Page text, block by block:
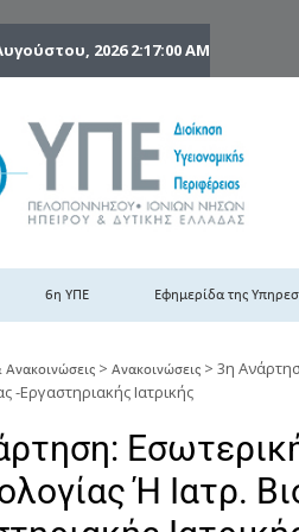
20262:17:01 AM
6η
6η ΥΠΕ Εφημερίδα της
Ανακοινώσεις > Ανακοινώσεις > 3η
-Εργαστηριακής Ιατρικής
Ή Ιατρ.